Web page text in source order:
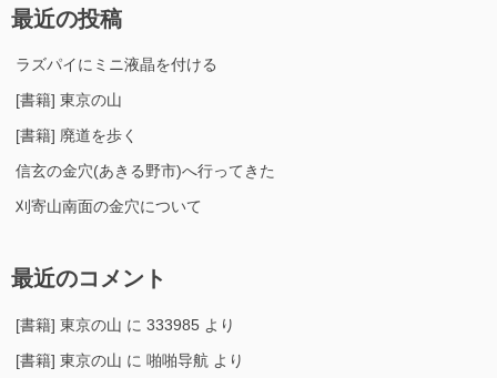
最近の投稿
ラズパイにミニ液晶を付ける
[書籍] 東京の山
[書籍] 廃道を歩く
信玄の金穴(あきる野市)へ行ってきた
刈寄山南面の金穴について
最近のコメント
[書籍] 東京の山 に 333985 より
[書籍] 東京の山 に 啪啪导航 より